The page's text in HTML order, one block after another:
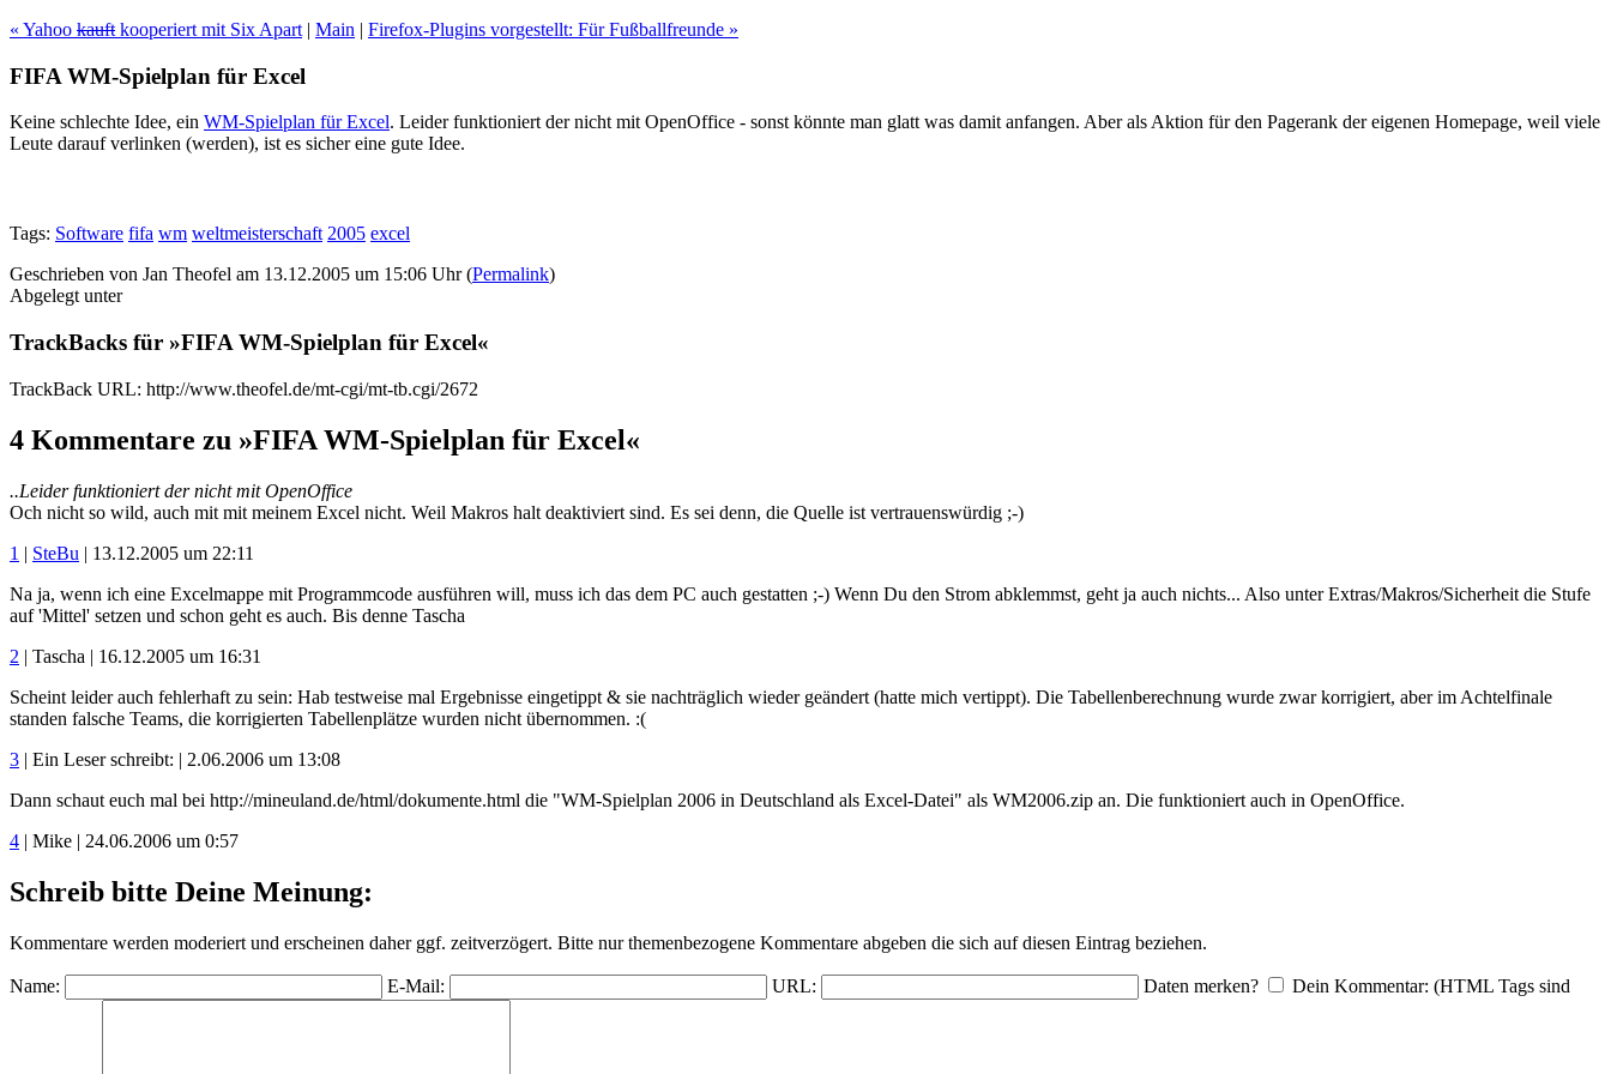
« Yahoo kauft kooperiert mit Six Apart | Main | Firefox-Plugins vorgestellt: Für Fußballfreunde »
FIFA WM-Spielplan für Excel
Keine schlechte Idee, ein WM-Spielplan für Excel. Leider funktioniert der nicht mit OpenOffice - sonst könnte man glatt was damit anfangen. Aber als Aktion für den Pagerank der eigenen Homepage, weil viele
Leute darauf verlinken (werden), ist es sicher eine gute Idee.
Tags: Software fifa wm weltmeisterschaft 2005 excel
Geschrieben von Jan Theofel am 13.12.2005 um 15:06 Uhr (Permalink)
Abgelegt unter
TrackBacks für »FIFA WM-Spielplan für Excel«
TrackBack URL: http://www.theofel.de/mt-cgi/mt-tb.cgi/2672
4 Kommentare zu »FIFA WM-Spielplan für Excel«
..Leider funktioniert der nicht mit OpenOffice
Och nicht so wild, auch mit mit meinem Excel nicht. Weil Makros halt deaktiviert sind. Es sei denn, die Quelle ist vertrauenswürdig ;-)
1 | SteBu | 13.12.2005 um 22:11
Na ja, wenn ich eine Excelmappe mit Programmcode ausführen will, muss ich das dem PC auch gestatten ;-) Wenn Du den Strom abklemmst, geht ja auch nichts... Also unter Extras/Makros/Sicherheit die Stufe
auf 'Mittel' setzen und schon geht es auch. Bis denne Tascha
2 | Tascha | 16.12.2005 um 16:31
Scheint leider auch fehlerhaft zu sein: Hab testweise mal Ergebnisse eingetippt & sie nachträglich wieder geändert (hatte mich vertippt). Die Tabellenberechnung wurde zwar korrigiert, aber im Achtelfinale
standen falsche Teams, die korrigierten Tabellenplätze wurden nicht übernommen. :(
3 | Ein Leser schreibt: | 2.06.2006 um 13:08
Dann schaut euch mal bei http://mineuland.de/html/dokumente.html die "WM-Spielplan 2006 in Deutschland als Excel-Datei" als WM2006.zip an. Die funktioniert auch in OpenOffice.
4 | Mike | 24.06.2006 um 0:57
Schreib bitte Deine Meinung:
Kommentare werden moderiert und erscheinen daher ggf. zeitverzögert. Bitte nur themenbezogene Kommentare abgeben die sich auf diesen Eintrag beziehen.
Name: E-Mail: URL: Daten merken? Dein Kommentar: (HTML Tags sind